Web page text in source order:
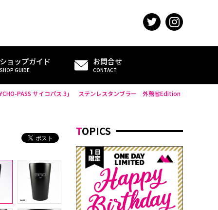
ョップガイド
GUIDE
お問合せ
CONTACT
PASS サイコパス 3」 ステンレスタンブラー 外務省Edition
TOPICS